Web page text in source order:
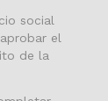
social
el
de la